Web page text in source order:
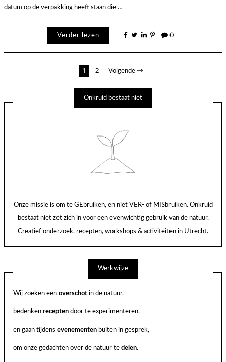
datum op de verpakking heeft staan die …
Verder lezen 0
1 2 Volgende →
Onkruid bestaat niet
Onze missie is om te GEbruiken, en niet VER- of MISbruiken. Onkruid
bestaat niet zet zich in voor een evenwichtig gebruik van de natuur.
Creatief onderzoek, recepten, workshops & activiteiten in Utrecht.
Werkwijze
Wij zoeken eenoverschot in de natuur,
bedenkenrecepten door te experimenteren,
en gaan tijdensevenementen buiten in gesprek,
om onze gedachten over de natuur tedelen.